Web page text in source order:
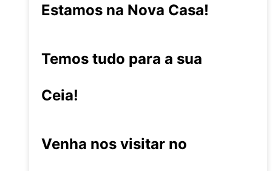
Estamos na Nova Casa!
Temos tudo para a sua
Ceia!
Venha nos visitar no